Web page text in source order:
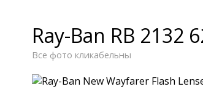
Ray-Ban RB 2132
Все фото кликабельны